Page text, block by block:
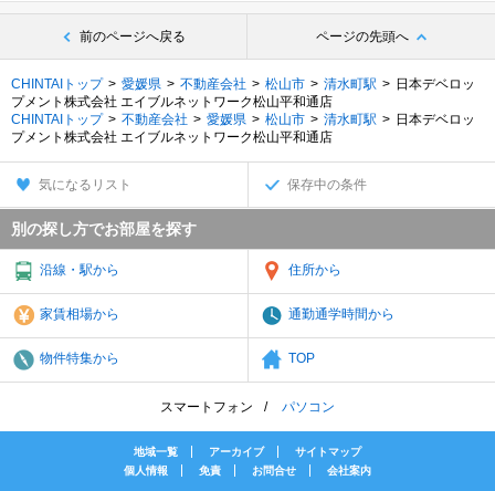
前のページへ戻る ページの先頭へ
CHINTAIトップ 愛媛県 不動産会社 松山市 清水町駅
日本デベロッ
プメント株式会社 エイブルネットワーク松山平和通店
CHINTAIトップ
不動産会社 愛媛県 松山市 清水町駅
日本デベロッ
プメント株式会社 エイブルネットワーク松山平和通店
気になるリスト 保存中の条件
別の探し方でお部屋を探す
沿線・駅から 住所から
家賃相場から 通勤通学時間から
物件特集から TOP
スマートフォン パソコン
地域一覧 アーカイブ
サイトマップ
個人情報
免責 お問合せ 会社案内